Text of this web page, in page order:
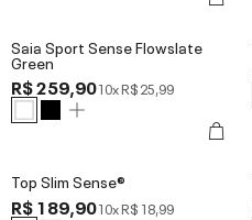
Saia Sport Sense Flowslate
Green
R$ 259,9010xR$ 25,99
Top Slim Sense®
R$ 189,9010xR$ 18,99